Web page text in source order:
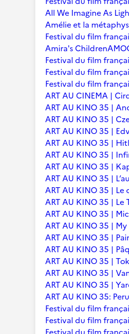
All We Imagine As
Amélie et la
Festival du film
Amira's Children
Festival du film
Festival du film
Festival du film
ART AU CINEMA |
ART AU KINO 35 |
ART AU KINO 35 |
ART AU KINO 35 |
ART AU KINO 35 |
ART AU KINO 35 |
ART AU KINO 35 |
ART AU KINO 35 |
ART AU KINO 35 |
ART AU KINO 35 |
ART AU KINO 35 |
ART AU KINO 35 |
ART AU KINO 35 |
ART AU KINO 35 |
ART AU KINO 35 |
ART AU KINO 35 |
ART AU KINO 35 |
ART AU KINO 35:
Festival du film
Festival du film